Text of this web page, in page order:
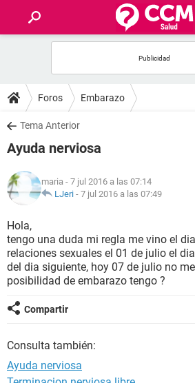
FOROS
SALUD
FAMILIA
NUTRICIÓN
BIENESTAR
SEXUALIDAD
GLOSARIO
Foros Embarazo
Tema Anterior
Ayuda nerviosa
maria - 7 jul 2016 a las 07:14
LJeri - 7 jul 2016 a las 07:49
Hola,
tengo una duda mi regla me vino el
relaciones sexuales el 01 de julio el
del dia siguiente, hoy 07 de julio no
posibilidad de embarazo tengo ?
Compartir
Consulta también:
Ayuda nerviosa